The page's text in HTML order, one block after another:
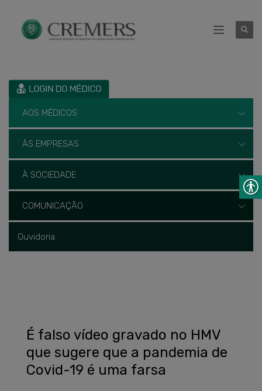
AOS MÉDICOS
ÀS EMPRESAS
À SOCIEDADE
COMUNICAÇÃO
Ouvidoria
É falso vídeo gravado no HMV
que sugere que a pandemia de
Covid-19 é uma farsa